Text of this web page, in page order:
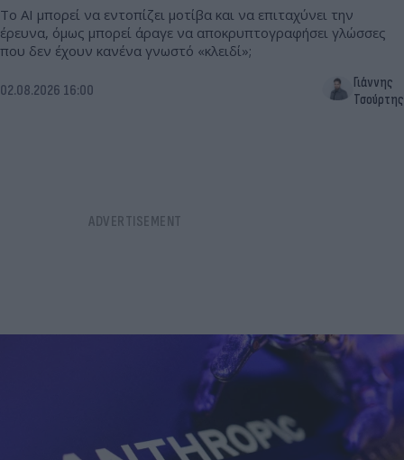
Το AI μπορεί να εντοπίζει μοτίβα και να επιταχύνει την
έρευνα, όμως μπορεί άραγε να αποκρυπτογραφήσει γλώσσες
που δεν έχουν κανένα γνωστό «κλειδί»;
02.08.2026 16:00
Γιάννης
Τσούρτης